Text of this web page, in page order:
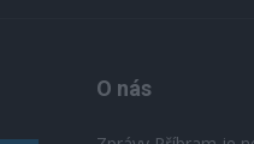
O nás